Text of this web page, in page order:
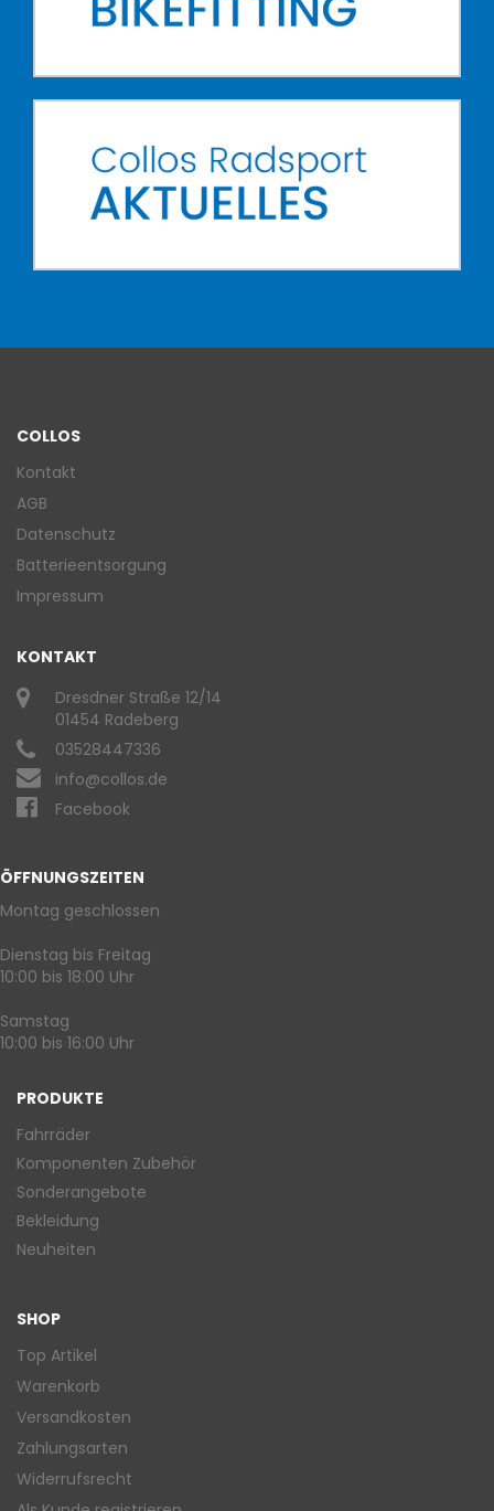
COLLOS
Kontakt
AGB
Datenschutz
Batterieentsorgung
Impressum
KONTAKT
Dresdner Straße 12/14
01454 Radeberg
03528447336
info@collos.de
Facebook
ÖFFNUNGSZEITEN
Montag geschlossen
Dienstag bis Freitag
10:00 bis 18:00 Uhr
Samstag
10:00 bis 16:00 Uhr
PRODUKTE
Fahrräder
Komponenten Zubehör
Sonderangebote
Bekleidung
Neuheiten
SHOP
Top Artikel
Warenkorb
Versandkosten
Zahlungsarten
Widerrufsrecht